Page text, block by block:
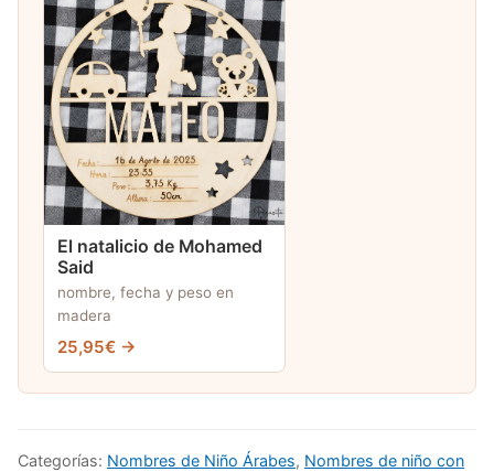
El natalicio de Mohamed
Said
nombre, fecha y peso en
madera
25,95€ →
Categorías: Nombres de Niño Árabes, Nombres de niño con